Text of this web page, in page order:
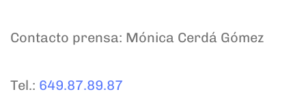
Contacto prensa: Mónica Cerdá Gómez
Tel.: 649.87.89.87